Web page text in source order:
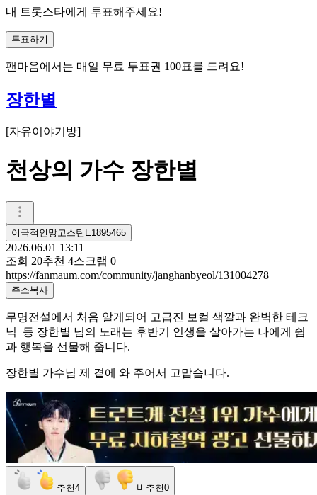
내 트롯스타에게 투표해주세요!
투표하기
팬마음에서는 매일 무료 투표권 100표를 드려요!
장한별
[자유이야기방]
천상의 가수 장한별
이국적인망고스틴E1895465
2026.06.01 13:11
조회 20추천 4스크랩 0
https://fanmaum.com/community/janghanbyeol/131004278
주소복사
무명전설에서 처음 알게되어 고급진 보컬 색깔과 완벽한 테크
닉 등 장한별 님의 노래는 후반기 인생을 살아가는 나에게 쉼
과 행복을 선물해 줍니다.
장한별 가수님 제 곁에 와 주어서 고맙습니다.
추천4 비추천0